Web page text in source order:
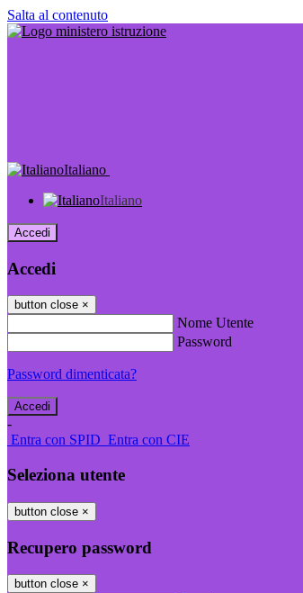
Salta al contenuto
Italiano
Italiano
Accedi
Accedi
button close ×
Nome Utente
Password
Password dimenticata?
-
Entra con SPID Entra con CIE
Seleziona utente
button close ×
Recupero password
button close ×